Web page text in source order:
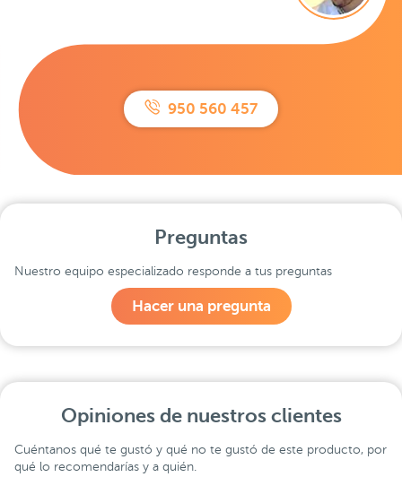
950 560 457
Preguntas
Nuestro equipo especializado responde a tus preguntas
Hacer una pregunta
Opiniones de nuestros clientes
Cuéntanos qué te gustó y qué no te gustó de este producto, por
qué lo recomendarías y a quién.